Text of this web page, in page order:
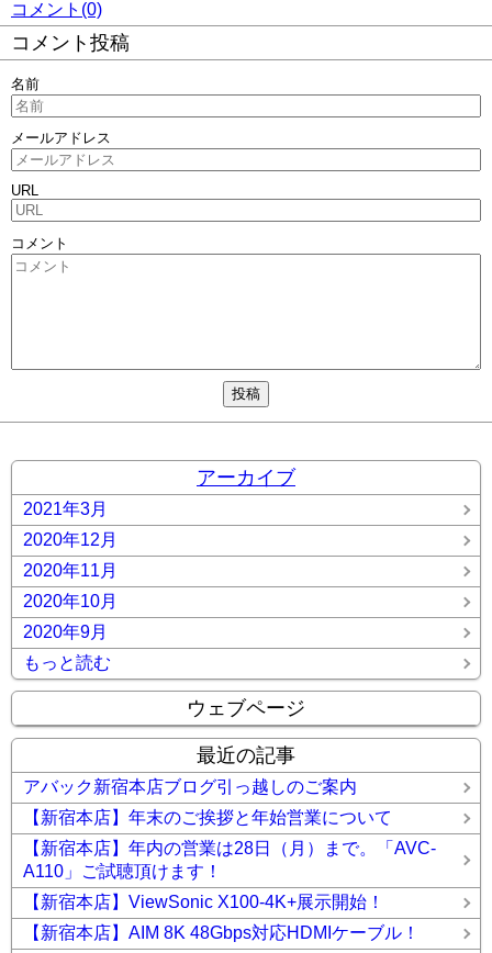
コメント(0)
コメント投稿
名前
メールアドレス
URL
コメント
アーカイブ
2021年3月
2020年12月
2020年11月
2020年10月
2020年9月
もっと読む
ウェブページ
最近の記事
アバック新宿本店ブログ引っ越しのご案内
【新宿本店】年末のご挨拶と年始営業について
【新宿本店】年内の営業は28日（月）まで。「AVC-
A110」ご試聴頂けます！
【新宿本店】ViewSonic X100-4K+展示開始！
【新宿本店】AIM 8K 48Gbps対応HDMIケーブル！